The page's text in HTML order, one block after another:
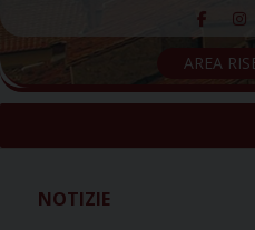
AREA
NOTIZIE